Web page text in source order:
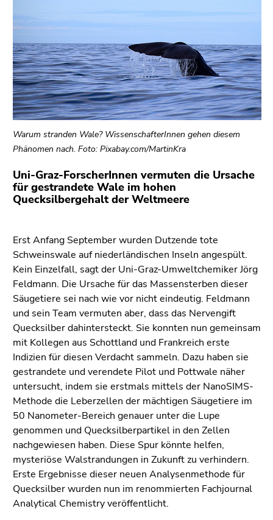
Zum
Inhalt
(Zugriffstaste
1)
Zur
Positionsanzeige
(Zugriffstaste
Zur
Hauptnavigation
(Zugriffstaste
Zu
den
Zusatzinformationen
(Zugriffstaste
5)
Zu
Seiteneinstellungen
(Benutzer/Sprache)
(Zugriffstaste
8)
Zur
Suche
Warum stranden Wale? WissenschafterInnen gehen diesem
Phänomen nach. Foto: Pixabay.com/MartinKra
Uni-Graz-ForscherInnen vermuten die Ursache
für gestrandete Wale im hohen
Quecksilbergehalt der Weltmeere
Erst Anfang September wurden Dutzende tote
Schweinswale auf niederländischen Inseln angespült.
Kein Einzelfall, sagt der Uni-Graz-Umweltchemiker Jörg
Feldmann. Die Ursache für das Massensterben dieser
Säugetiere sei nach wie vor nicht eindeutig. Feldmann
und sein Team vermuten aber, dass das Nervengift
Quecksilber dahintersteckt. Sie konnten nun gemeinsam
mit Kollegen aus Schottland und Frankreich erste
Indizien für diesen Verdacht sammeln. Dazu haben sie
gestrandete und verendete Pilot und Pottwale näher
untersucht, indem sie erstmals mittels der NanoSIMS-
Methode die Leberzellen der mächtigen Säugetiere im
50 Nanometer-Bereich genauer unter die Lupe
genommen und Quecksilberpartikel in den Zellen
nachgewiesen haben. Diese Spur könnte helfen,
mysteriöse Walstrandungen in Zukunft zu verhindern.
Erste Ergebnisse dieser neuen Analysenmethode für
Quecksilber wurden nun im renommierten Fachjournal
Analytical Chemistry veröffentlicht.